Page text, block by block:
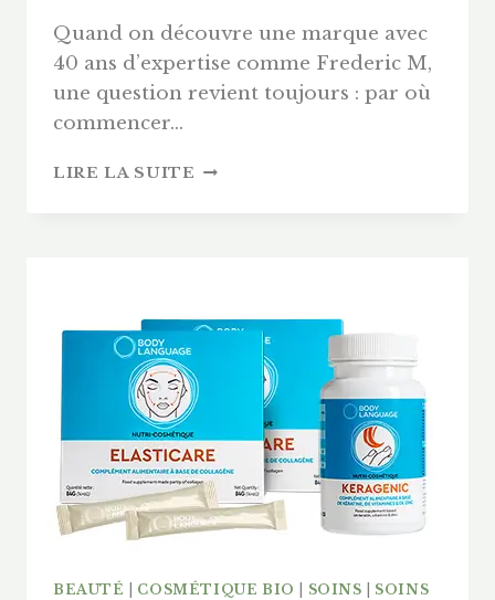
Quand on découvre une marque avec
40 ans d’expertise comme Frederic M,
une question revient toujours : par où
commencer…
LIRE LA SUITE MAGIC
AVIS
LES
6
PRODUITS
BEST-
SELLERS
BEAUTÉ COSMÉTIQUE BIO SOINS
SOINS